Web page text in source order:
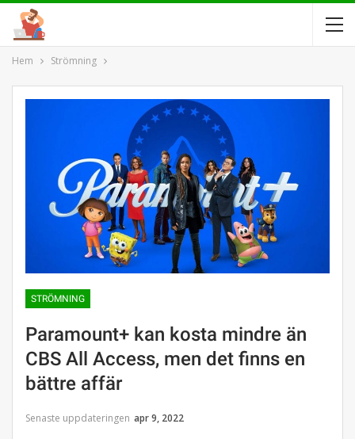
Hem Strömning
STRÖMNING
Paramount+ kan kosta mindre än
CBS All Access, men det finns en
bättre affär
Senaste uppdateringen apr 9, 2022